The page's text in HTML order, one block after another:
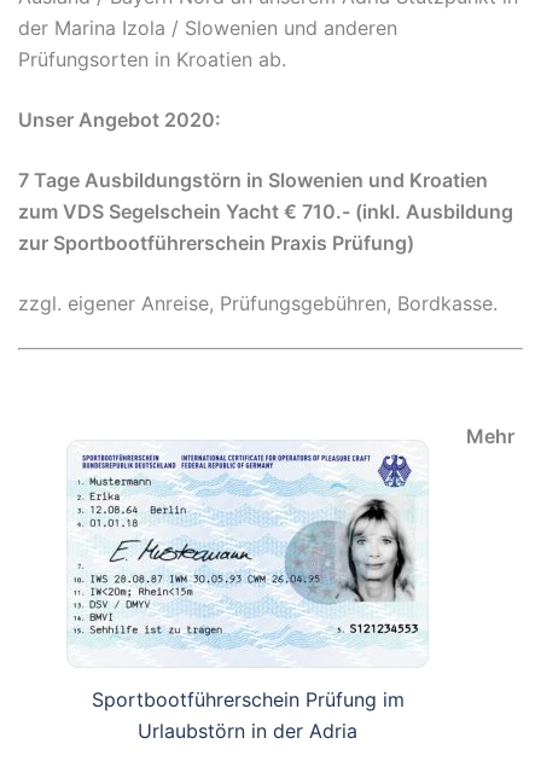
der Marina Izola / Slowenien und anderen
Prüfungsorten in Kroatien ab.
Unser Angebot 2020:
7 Tage Ausbildungstörn in Slowenien und Kroatien
zum VDS Segelschein Yacht € 710.- (inkl. Ausbildung
zur Sportbootführerschein Praxis Prüfung)
zzgl. eigener Anreise, Prüfungsgebühren, Bordkasse.
Sportbootführerschein Prüfung im
Urlaubstörn in der Adria
Mehr